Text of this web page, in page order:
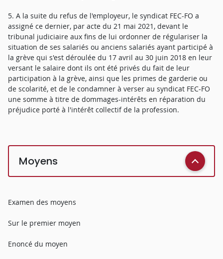
5. A la suite du refus de l'employeur, le syndicat FEC-FO a
assigné ce dernier, par acte du 21 mai 2021, devant le
tribunal judiciaire aux fins de lui ordonner de régulariser la
situation de ses salariés ou anciens salariés ayant participé à
la grève qui s'est déroulée du 17 avril au 30 juin 2018 en leur
versant le salaire dont ils ont été privés du fait de leur
participation à la grève, ainsi que les primes de garderie ou
de scolarité, et de le condamner à verser au syndicat FEC-FO
une somme à titre de dommages-intérêts en réparation du
préjudice porté à l'intérêt collectif de la profession.
Moyens
Examen des moyens
Sur le premier moyen
Enoncé du moyen